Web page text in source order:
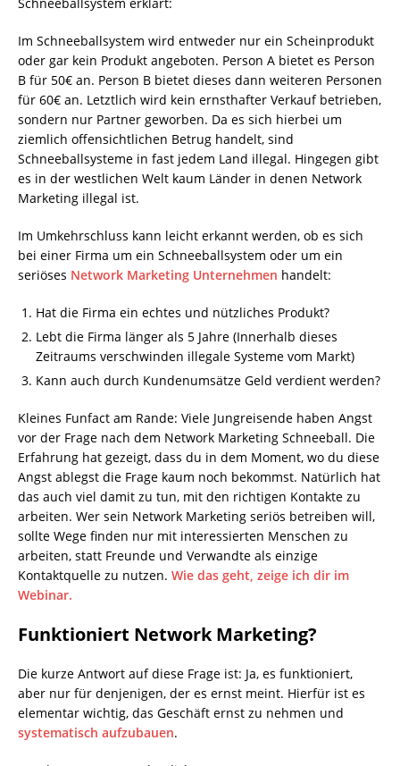
Im Schneeballsystem wird entweder nur ein Scheinprodukt
oder gar kein Produkt angeboten. Person A bietet es Person
B für 50€ an. Person B bietet dieses dann weiteren Personen
für 60€ an. Letztlich wird kein ernsthafter Verkauf betrieben,
sondern nur Partner geworben. Da es sich hierbei um
ziemlich offensichtlichen Betrug handelt, sind
Schneeballsysteme in fast jedem Land illegal. Hingegen gibt
es in der westlichen Welt kaum Länder in denen Network
Marketing illegal ist.
Im Umkehrschluss kann leicht erkannt werden, ob es sich
bei einer Firma um ein Schneeballsystem oder um ein
seriöses Network Marketing Unternehmen handelt:
Hat die Firma ein echtes und nützliches Produkt?
Lebt die Firma länger als 5 Jahre (Innerhalb dieses
Zeitraums verschwinden illegale Systeme vom Markt)
Kann auch durch Kundenumsätze Geld verdient werden?
Kleines Funfact am Rande: Viele Jungreisende haben Angst
vor der Frage nach dem Network Marketing Schneeball. Die
Erfahrung hat gezeigt, dass du in dem Moment, wo du diese
Angst ablegst die Frage kaum noch bekommst. Natürlich hat
das auch viel damit zu tun, mit den richtigen Kontakte zu
arbeiten. Wer sein Network Marketing seriös betreiben will,
sollte Wege finden nur mit interessierten Menschen zu
arbeiten, statt Freunde und Verwandte als einzige
Kontaktquelle zu nutzen. Wie das geht, zeige ich dir im
Webinar.
Funktioniert Network Marketing?
Die kurze Antwort auf diese Frage ist: Ja, es funktioniert,
aber nur für denjenigen, der es ernst meint. Hierfür ist es
elementar wichtig, das Geschäft ernst zu nehmen und
systematisch aufzubauen.